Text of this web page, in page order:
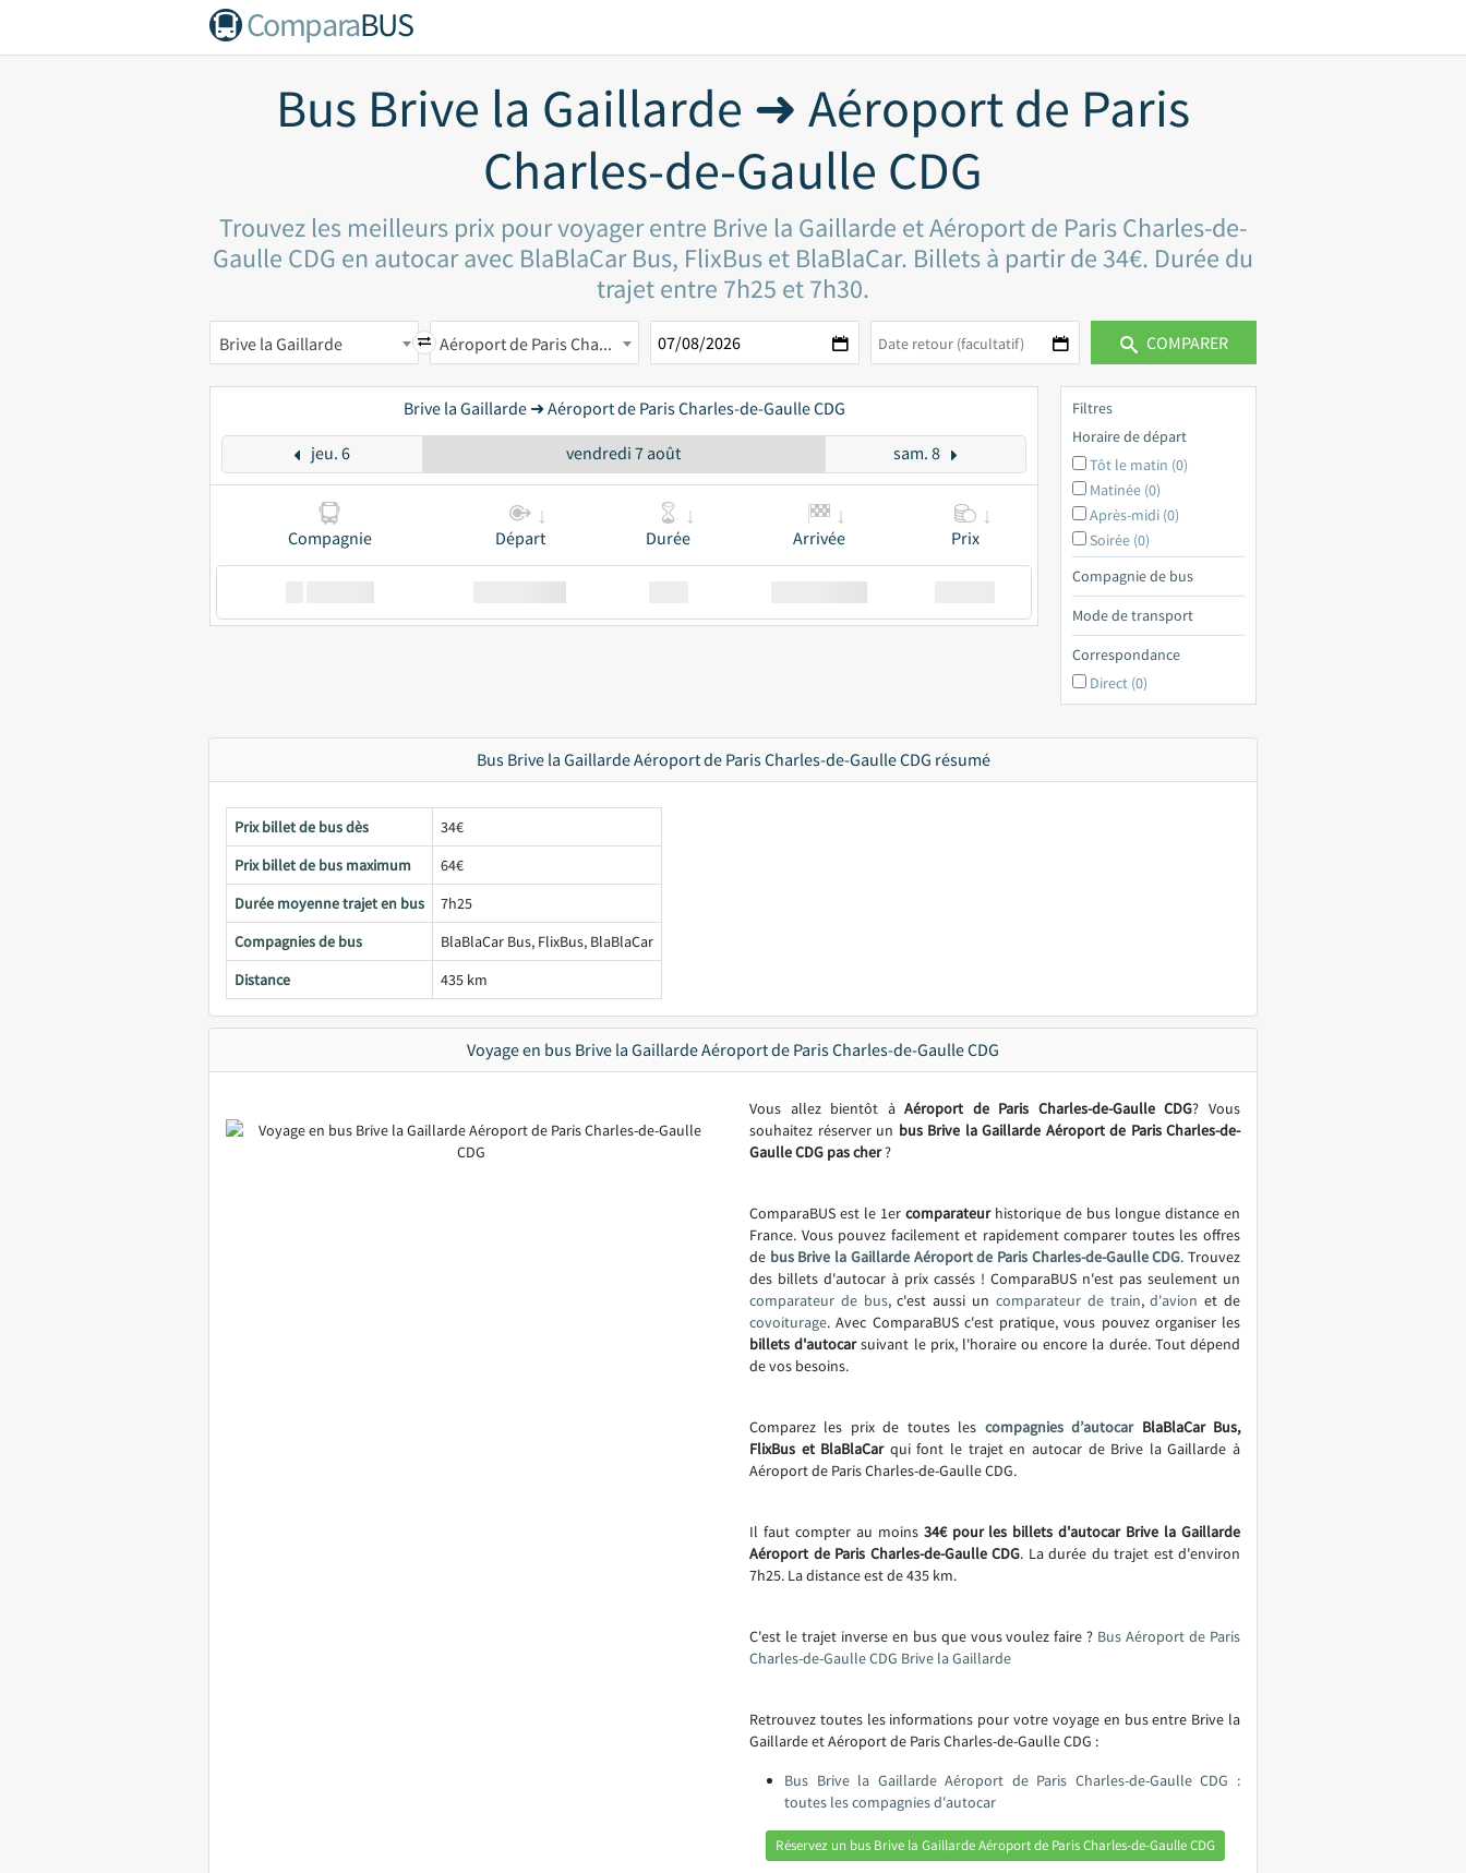
ComparaBUS
Bus Brive la Gaillarde ➜ Aéroport de Paris
Charles-de-Gaulle CDG
Trouvez les meilleurs prix pour voyager entre Brive la Gaillarde et Aéroport de Paris Charles-de-
Gaulle CDG en autocar avec BlaBlaCar Bus, FlixBus et BlaBlaCar. Billets à partir de 34€. Durée du
trajet entre 7h25 et 7h30.
Brive la Gaillarde Aéroport de Paris Charles-de-Gaulle CDG COMPARER
Brive la Gaillarde ➜ Aéroport de Paris Charles-de-Gaulle CDG
jeu. 6 vendredi 7 août sam. 8
Compagnie Départ Durée Arrivée Prix
Filtres
Horaire de départ
Tôt le matin (0)
Matinée (0)
Après-midi (0)
Soirée (0)
Compagnie de bus
Mode de transport
Correspondance
Direct (0)
Bus Brive la Gaillarde Aéroport de Paris Charles-de-Gaulle CDG résumé
Prix billet de bus dès
34€
Prix billet de bus maximum
64€
Durée moyenne trajet en bus
7h25
Compagnies de bus
BlaBlaCar Bus, FlixBus, BlaBlaCar
Distance
435 km
Voyage en bus Brive la Gaillarde Aéroport de Paris Charles-de-Gaulle CDG
Vous allez bientôt àAéroport de Paris Charles-de-Gaulle CDG? Vous
souhaitez réserver un bus Brive la Gaillarde Aéroport de Paris Charles-de-
Gaulle CDG pas cher?
ComparaBUS est le 1er comparateurhistorique de bus longue distance en
France. Vous pouvez facilement et rapidement comparer toutes les offres
de bus Brive la Gaillarde Aéroport de Paris Charles-de-Gaulle CDG. Trouvez
des billets d'autocar à prix cassés ! ComparaBUS n'est pas seulement un
comparateur de bus, c'est aussi un comparateur de train,d'avion et de
covoiturage. Avec ComparaBUS c'est pratique, vous pouvez organiser les
billets d'autocarsuivant le prix, l'horaire ou encore la durée. Tout dépend
de vos besoins.
Comparez les prix de toutes les compagnies d’autocarBlaBlaCar Bus,
FlixBus et BlaBlaCarqui font le trajet en autocar de Brive la Gaillarde à
Aéroport de Paris Charles-de-Gaulle CDG.
Il faut compter au moins 34€ pour les billets d'autocar Brive la Gaillarde
Aéroport de Paris Charles-de-Gaulle CDG. La durée du trajet est d'environ
7h25. La distance est de 435 km.
C'est le trajet inverse en bus que vous voulez faire ? Bus Aéroport de Paris
Charles-de-Gaulle CDG Brive la Gaillarde
Retrouvez toutes les informations pour votre voyage en bus entre Brive la
Gaillarde et Aéroport de Paris Charles-de-Gaulle CDG :
Bus Brive la Gaillarde Aéroport de Paris Charles-de-Gaulle CDG :
toutes les compagnies d'autocar
Réservez un bus Brive la Gaillarde Aéroport de Paris Charles-de-Gaulle CDG